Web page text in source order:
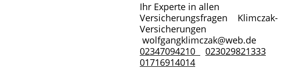
Ihr Experte in allen
Versicherungsfragen Klimczak-
Versicherungen
wolfgangklimczak@web.de
02347094210
023029821333
01716914014